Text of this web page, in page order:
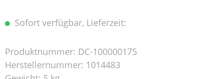
Sofort verfügbar, Lieferzeit:
Produktnummer: DC-100000175
Herstellernummer: 1014483